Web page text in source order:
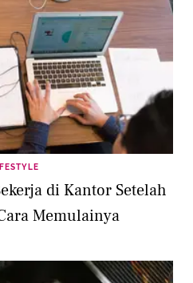
di Kantor Setelah
Memulainya